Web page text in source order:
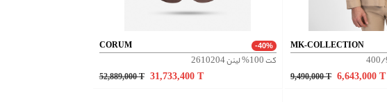
CORUM -40%
کت 100% لینن 2610204
52,889,000T 31,733,400 T
MK-COLLECTION
9,490,000T 6,643,000T